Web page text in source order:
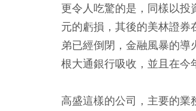
更令人吃驚的是，同樣以
元的虧損，其後的美林證
弟已經倒閉，金融風暴的
根大通銀行吸收，並且在今
高盛這樣的公司，主要的